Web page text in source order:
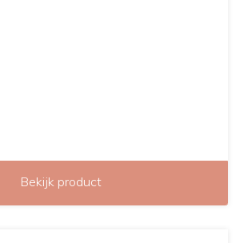
Bekijk product